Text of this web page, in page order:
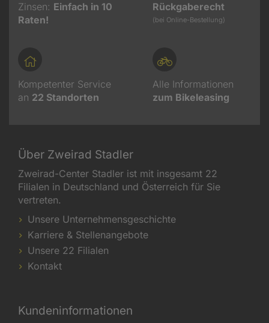
Zinsen: Einfach in 10
Raten!
Rückgaberecht
(bei Online-Bestellung)
Kompetenter Service
an 22 Standorten
Alle Informationen
zum Bikeleasing
Über Zweirad Stadler
Zweirad-Center Stadler ist mit insgesamt 22
Filialen in Deutschland und Österreich für Sie
vertreten.
Unsere Unternehmensgeschichte
Karriere & Stellenangebote
Unsere 22 Filialen
Kontakt
Kundeninformationen